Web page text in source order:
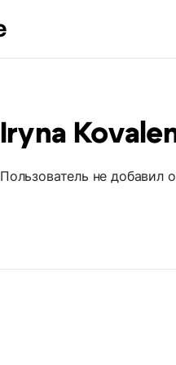
Iryna
Пользователь не добавил